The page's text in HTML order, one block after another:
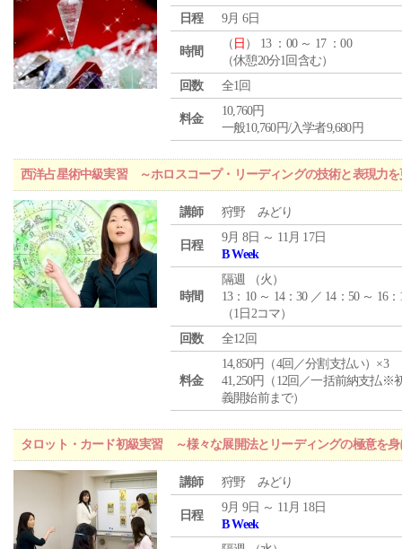
日程 9月 6日
時間
（ 日 ） 13 ：00 ～ 17 ：00
（休憩20分1回含む）
回数
全1回
料金
10,760円
一般10,760円/入学者9,680円
西洋占星術中級実習 ～ホロスコープ・リーディングの技術と表現力
講師 狩野 みどり
日程
9月 8日 ～ 11月 17日
B Week
時間
隔週 （火 ）
13：10 ～ 14：30 ／ 14：50 ～ 16：
（1日2コマ）
回数
全12回
料金
14,850円（4回／分割支払い）×3
41,250円（12回／一括前納支払※
義開始前まで）
タロット・カード初級実習 ～様々な展開法とリーディングの極意を身
講師 狩野 みどり
日程
9月 9日 ～ 11月 18日
B Week